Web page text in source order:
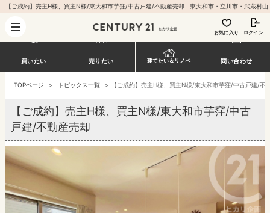
お気に入り ログイン
買いたい 売りたい 建てたい＆リノベ 問い合わせ
TOPページ > トピックス一覧 > 【ご成約】売主H様、買主N様/東大和市芋窪/中古戸建/不
【ご成約】売主H様、買主N様/東大和市芋窪/中古
戸建/不動産売却